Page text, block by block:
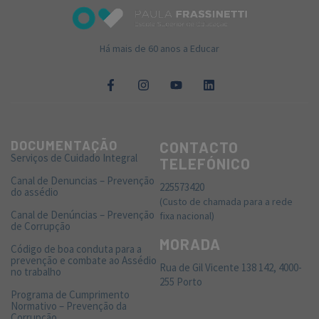
Há mais de 60 anos a Educar
DOCUMENTAÇÃO
Serviços de Cuidado Integral
Canal de Denuncias – Prevenção
do assédio
Canal de Denúncias – Prevenção
de Corrupção
Código de boa conduta para a
prevenção e combate ao Assédio
no trabalho
Programa de Cumprimento
Normativo – Prevenção da
CONTACTO
TELEFÓNICO
225573420
(Custo de chamada para a rede
fixa nacional)
MORADA
Rua de Gil Vicente 138 142, 4000-
255 Porto